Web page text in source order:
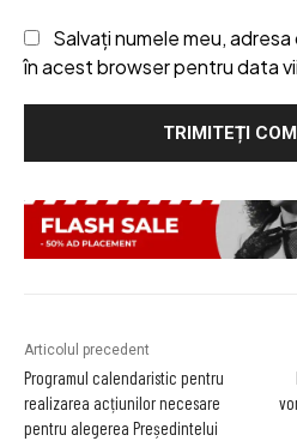
Salvați numele meu,
în acest browser pentru data
Articolul precedent
Programul calendaristic pentru
realizarea acțiunilor necesare
pentru alegerea Președintelui